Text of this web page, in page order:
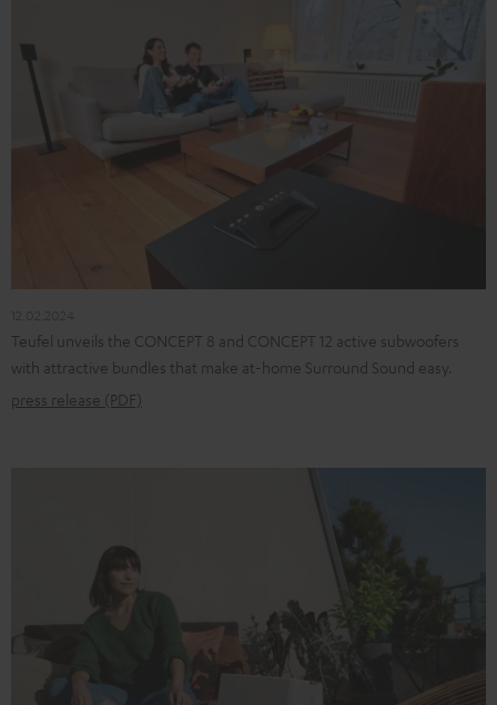
Teufel unveils the CONCEPT 8 and CONCEPT 12 active subwoofers
with attractive bundles that make at-home Surround Sound easy.
press release (PDF)